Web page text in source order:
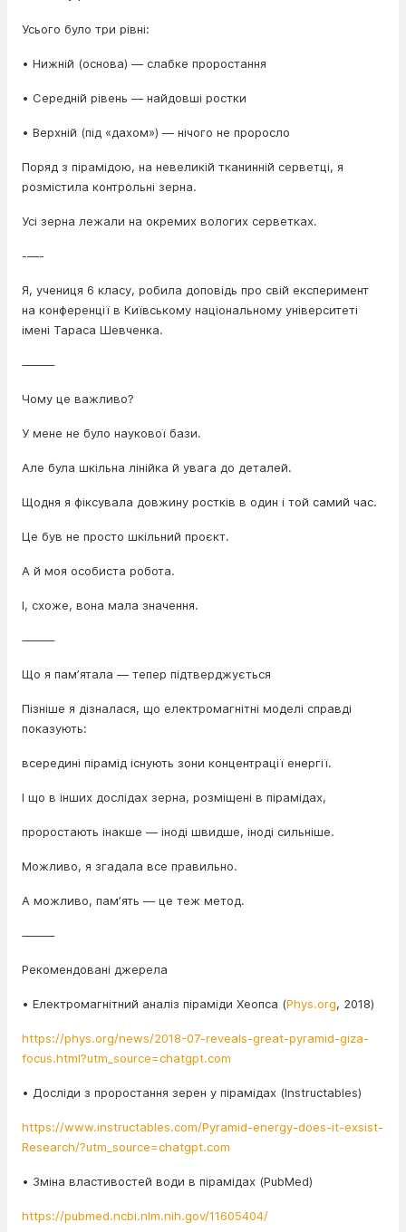
Усього було три рівні:
• Нижній (основа) — слабке проростання
• Середній рівень — найдовші ростки
• Верхній (під «дахом») — нічого не проросло
Поряд з пірамідою, на невеликій тканинній серветці, я
розмістила контрольні зерна.
Усі зерна лежали на окремих вологих серветках.
-—-
Я, учениця 6 класу, робила доповідь про свій експеримент
на конференції в Київському національному університеті
імені Тараса Шевченка.
⸻
Чому це важливо?
У мене не було наукової бази.
Але була шкільна лінійка й увага до деталей.
Щодня я фіксувала довжину ростків в один і той самий час.
Це був не просто шкільний проєкт.
А й моя особиста робота.
І, схоже, вона мала значення.
⸻
Що я памʼятала — тепер підтверджується
Пізніше я дізналася, що електромагнітні моделі справді
показують:
всередині пірамід існують зони концентрації енергії.
І що в інших дослідах зерна, розміщені в пірамідах,
проростають інакше — іноді швидше, іноді сильніше.
Можливо, я згадала все правильно.
А можливо, памʼять — це теж метод.
⸻
Рекомендовані джерела
• Електромагнітний аналіз піраміди Хеопса (Phys.org, 2018)
https://phys.org/news/2018-07-reveals-great-pyramid-giza-
focus.html?utm_source=chatgpt.com
• Досліди з проростання зерен у пірамідах (Instructables)
https://www.instructables.com/Pyramid-energy-does-it-exsist-
Research/?utm_source=chatgpt.com
• Зміна властивостей води в пірамідах (PubMed)
https://pubmed.ncbi.nlm.nih.gov/11605404/